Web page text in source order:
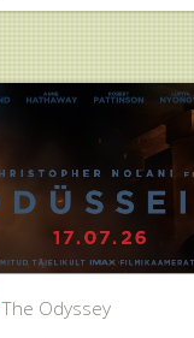
The Odyssey